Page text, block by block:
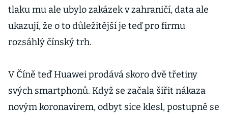
tlaku mu ale ubylo zakázek v zahraničí, data ale
ukazují, že o to důležitější je teď pro firmu
rozsáhlý čínský trh.
V Číně teď Huawei prodává skoro dvě třetiny
svých smartphonů. Když se začala šířit nákaza
novým koronavirem, odbyt sice klesl, postupně se